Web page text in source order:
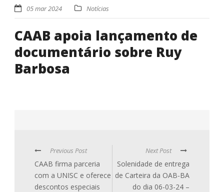
05 mar 2024 Notícias
CAAB apoia lançamento de
documentário sobre Ruy
Barbosa
Previous Post
CAAB firma parceria
com a UNISC e oferece
descontos especiais
Next Post
Solenidade de entrega
de Carteira da OAB-BA
do dia 06-03-24 –